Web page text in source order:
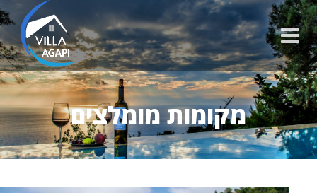
מקומות מומלצים